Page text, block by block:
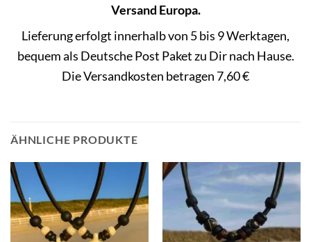
Versand Europa.
Lieferung erfolgt innerhalb von 5 bis 9 Werktagen,
bequem als Deutsche Post Paket zu Dir nach Hause.
Die Versandkosten betragen 7,60 €
ÄHNLICHE PRODUKTE